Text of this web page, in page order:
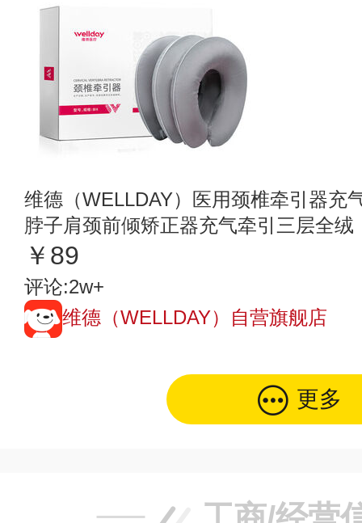
维德（WELLDAY）医用颈椎牵引器充
脖子肩颈前倾矫正器充气牵引三层全绒
￥89
评论:2w+
维德（WELLDAY）自营旗舰店
更多